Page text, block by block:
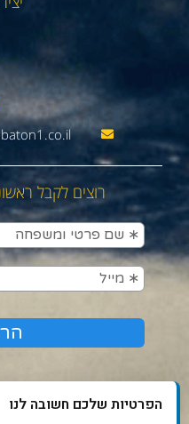
רוצים לקבל
הפרטיות שלכם חשובה לנו